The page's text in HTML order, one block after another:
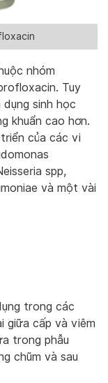
nhóm
Tuy
sinh học
khuẩn cao hơn.
của các vi
spp,
và một vài
trong các
giữa cấp và viêm
trong phẫu
chũm và sau